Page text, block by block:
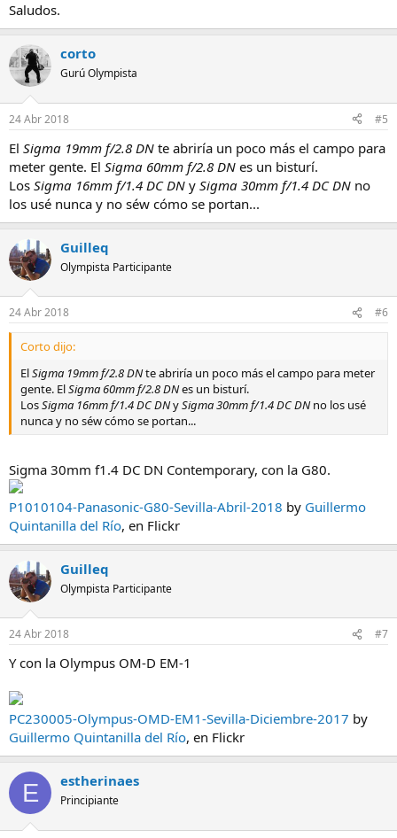
Saludos.
corto
Gurú Olympista
24 Abr 2018 #5
El Sigma 19mm f/2.8 DN te abriría un poco más el campo para
meter gente. El Sigma 60mm f/2.8 DN es un bisturí.
Los Sigma 16mm f/1.4 DC DN y Sigma 30mm f/1.4 DC DN no
los usé nunca y no séw cómo se portan...
Guilleq
Olympista Participante
24 Abr 2018 #6
Corto dijo:
ElSigma 19mm f/2.8 DNte abriría un poco más el campo para meter
gente. ElSigma 60mm f/2.8 DNes un bisturí.
LosSigma 16mm f/1.4 DC DNySigma 30mm f/1.4 DC DNno los usé
nunca y no séw cómo se portan...
Sigma 30mm f1.4 DC DN Contemporary, con la G80.
P1010104-Panasonic-G80-Sevilla-Abril-2018 by Guillermo
Quintanilla del Río, en Flickr
Guilleq
Olympista Participante
24 Abr 2018 #7
Y con la Olympus OM-D EM-1
PC230005-Olympus-OMD-EM1-Sevilla-Diciembre-2017 by
Guillermo Quintanilla del Río, en Flickr
E estherinaes
Principiante